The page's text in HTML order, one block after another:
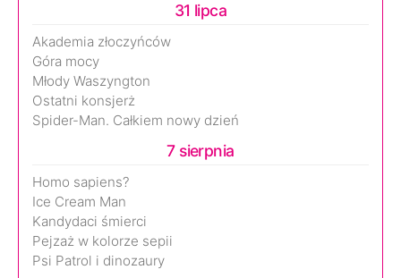
31 lipca
Akademia złoczyńców
Góra mocy
Młody Waszyngton
Ostatni konsjerż
Spider-Man. Całkiem nowy dzień
7 sierpnia
Homo sapiens?
Ice Cream Man
Kandydaci śmierci
Pejzaż w kolorze sepii
Psi Patrol i dinozaury